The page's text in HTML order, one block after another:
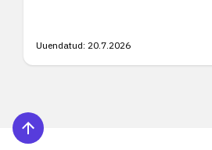
Uuendatud: 20.7.2026